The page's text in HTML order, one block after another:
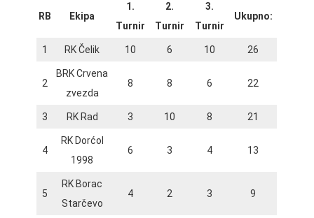
RB Ekipa
1.
Turnir
2.
Turnir
3.
Turnir
Ukupno:
1 RK Čelik 10 6 10 26
2
BRK Crvena
zvezda
8 8 6 22
3 RK Rad 3 10 8 21
4
RK Dorćol
1998
6 3 4 13
5
RK Borac
Starčevo
4 2 3 9